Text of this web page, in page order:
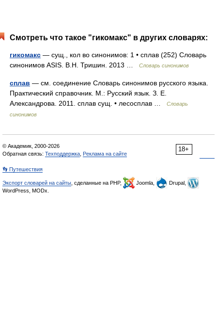
Смотреть что такое "гикомакс" в других словарях:
гикомакс — сущ., кол во синонимов: 1 • сплав (252) Словарь
синонимов ASIS. В.Н. Тришин. 2013 …
Словарь синонимов
сплав — см. соединение Словарь синонимов русского языка.
Практический справочник. М.: Русский язык. З. Е.
Александрова. 2011. сплав сущ. • лесосплав …
Словарь
синонимов
18+
© Академик, 2000-2026
Обратная связь: Техподдержка Реклама на сайте
👣 Путешествия
Экспорт словарей на сайты , сделанные на PHP, Joomla,
Drupal,
WordPress, MODx.